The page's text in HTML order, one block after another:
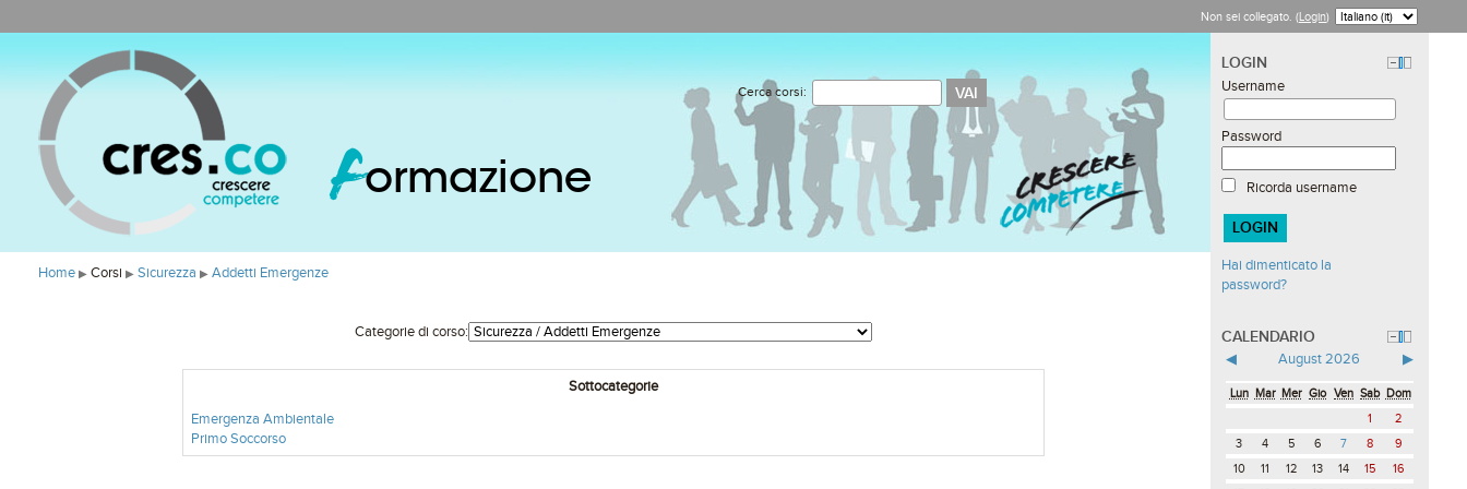
Non sei collegato. (Login)
Formazione
Cerca corsi:
Home ▶ Corsi ▶ Sicurezza ▶ Addetti Emergenze
Categorie di corso:
Sottocategorie
Emergenza Ambientale
Primo Soccorso
LOGIN
Username
Password
Ricorda username
Hai dimenticato la
password?
CALENDARIO
◀ August 2026 ▶
Lun Mar Mer Gio Ven Sab Dom
1
2
3
4 5 6 7 8
9
10
11 12 13 14 15
16